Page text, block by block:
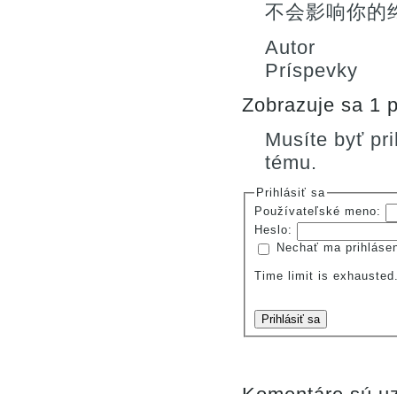
不会影响你的
Autor
Príspevky
Zobrazuje sa 1
Musíte byť
tému.
Prihlásiť sa
Používateľské meno:
Heslo:
Nechať ma
Time limit is
Prihlásiť sa